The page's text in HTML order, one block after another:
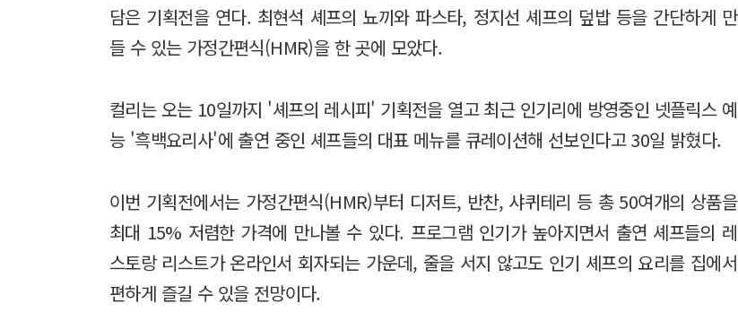
담은 기획전을 연다. 최현석 셰프의 뇨끼와 파스타, 정지선 셰프의 덮밥 등을 간단하게 만
들 수 있는 가정간편식(HMR)을 한 곳에 모았다.
컬리는 오는 10일까지 '셰프의 레시피' 기획전을 열고 최근 인기리에 방영중인 넷플릭스 예
능 '흑백요리사'에 출연 중인 셰프들의 대표 메뉴를 큐레이션해 선보인다고 30일 밝혔다.
이번 기획전에서는 가정간편식(HMR)부터 디저트, 반찬, 샤퀴테리 등 총 50여개의 상품을
최대 15% 저렴한 가격에 만나볼 수 있다. 프로그램 인기가 높아지면서 출연 셰프들의 레
스토랑 리스트가 온라인서 회자되는 가운데, 줄을 서지 않고도 인기 셰프의 요리를 집에서
편하게 즐길 수 있을 전망이다.